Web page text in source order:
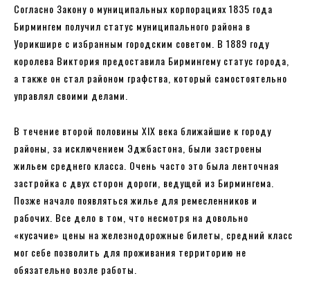
Согласно Закону о муниципальных корпорациях 1835 года
Бирмингем получил статус муниципального района в
Уорикшире с избранным городским советом. В 1889 году
королева Виктория предоставила Бирмингему статус города,
а также он стал районом графства, который самостоятельно
управлял своими делами.
В течение второй половины XIX века ближайшие к городу
районы, за исключением Эджбастона, были застроены
жильем среднего класса. Очень часто это была ленточная
застройка с двух сторон дороги, ведущей из Бирмингема.
Позже начало появляться жилье для ремесленников и
рабочих. Все дело в том, что несмотря на довольно
«кусачие» цены на железнодорожные билеты, средний класс
мог себе позволить для проживания территорию не
обязательно возле работы.